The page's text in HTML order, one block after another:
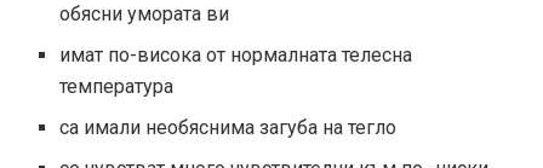
обясни умората ви
имат по-висока от нормалната телесна
температура
са имали необяснима загуба на тегло